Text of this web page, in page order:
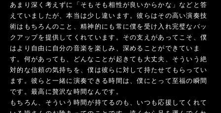
あまり深く考えずに「そもそも相性が良いからかな」などと答
えていましたが、本当は少し違います。彼らはその高い演奏技
術はもちろんのこと、精神的にも常に僕を受け入れ完璧なバッ
クアップを提供してくれています。その支えがあってこそ、僕
はより自由に自分の音楽を楽しみ、深めることができていま
す。何があっても、どんなことが起きても大丈夫、そういう絶
対的な信頼の気持ちを、僕は彼らに対して持たせてもらってい
ます。彼らと一緒に演奏できる時間は、僕にとって至福の瞬間
です。最高に贅沢な時間なんです。
もちろん、そういう時間が持てるのも、いつも応援してくれて